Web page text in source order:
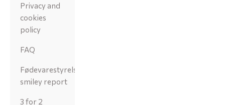
Privacy and
cookies
policy
FAQ
Fødevarestyrelsens
smiley report
3 for 2